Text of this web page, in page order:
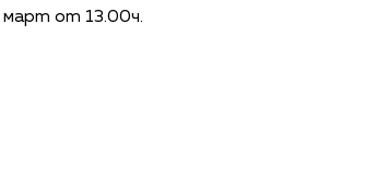
от 13.00ч.